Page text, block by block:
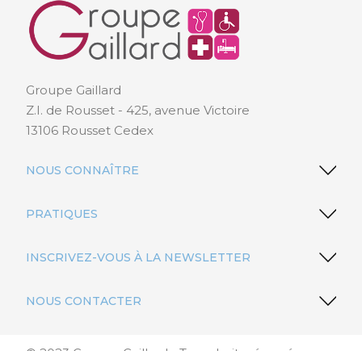
Groupe Gaillard
Z.I. de Rousset - 425, avenue Victoire
13106 Rousset Cedex
NOUS CONNAÎTRE
PRATIQUES
INSCRIVEZ-VOUS À LA NEWSLETTER
NOUS CONTACTER